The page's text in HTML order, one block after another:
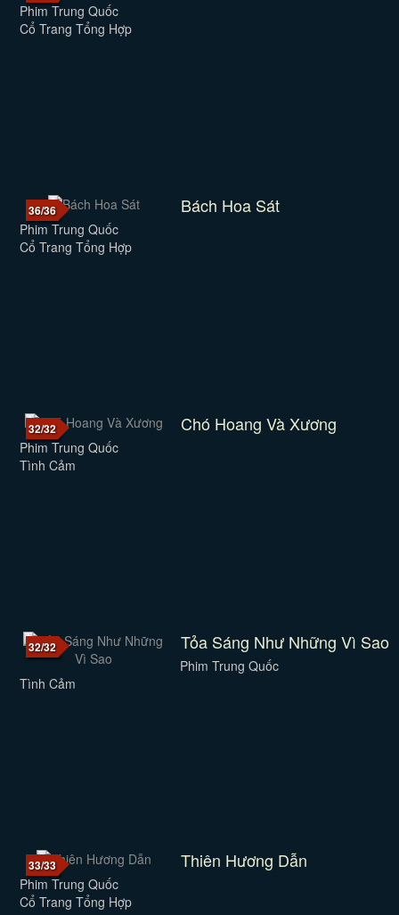
Phim Trung Quốc
Cổ Trang Tổng Hợp
36/36 Bách Hoa Sát
Phim Trung Quốc
Cổ Trang Tổng Hợp
32/32 Chó Hoang Và Xương
Phim Trung Quốc
Tình Cảm
32/32 Tỏa Sáng Như Những Vì Sao
Phim Trung Quốc
Tình Cảm
33/33 Thiên Hương Dẫn
Phim Trung Quốc
Cổ Trang Tổng Hợp